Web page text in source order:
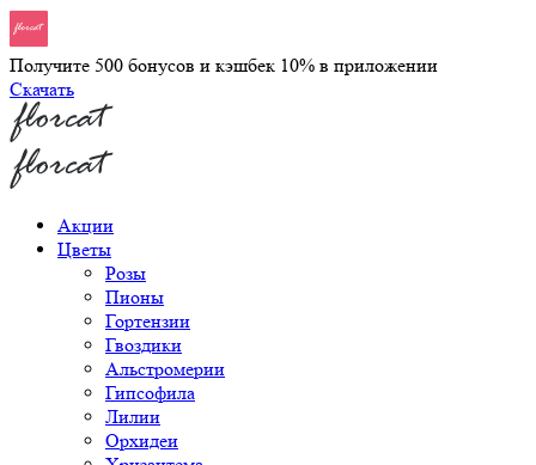
Получите 500 бонусов и кэшбек 10% в приложении
Скачать
Акции
Цветы
Розы
Пионы
Гортензии
Гвоздики
Альстромерии
Гипсофила
Лилии
Орхидеи